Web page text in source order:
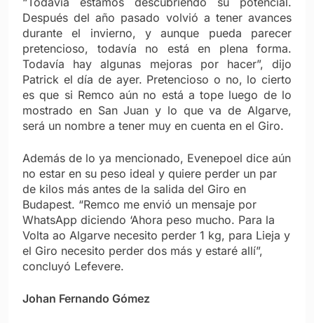
Después del año pasado volvió a tener avances
durante el invierno, y aunque pueda parecer
pretencioso, todavía no está en plena forma.
Todavía hay algunas mejoras por hacer”, dijo
Patrick el día de ayer. Pretencioso o no, lo cierto
es que si Remco aún no está a tope luego de lo
mostrado en San Juan y lo que va de Algarve,
será un nombre a tener muy en cuenta en el Giro.
Además de lo ya mencionado, Evenepoel dice aún
no estar en su peso ideal y quiere perder un par
de kilos más antes de la salida del Giro en
Budapest. “Remco me envió un mensaje por
WhatsApp diciendo ‘Ahora peso mucho. Para la
Volta ao Algarve necesito perder 1 kg, para Lieja y
el Giro necesito perder dos más y estaré allí”,
concluyó Lefevere.
Johan Fernando Gómez